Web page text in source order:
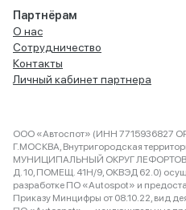
Партнёрам
О нас
Сотрудничество
Контакты
Личный кабинет партнера
ООО «Автоспот» (ИНН 7715936827
Г.МОСКВА, Внутригородская
МУНИЦИПАЛЬНЫЙ ОКРУГ
Д. 10, ПОМЕЩ. 41Н/9, ОКВЭД 62.0)
разработке ПО «Autospot» и
Приказу Минцифры от 08.10.22, вид